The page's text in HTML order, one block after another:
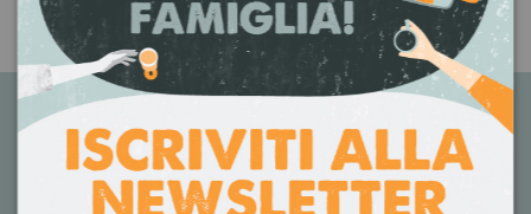
+39 392 0221572